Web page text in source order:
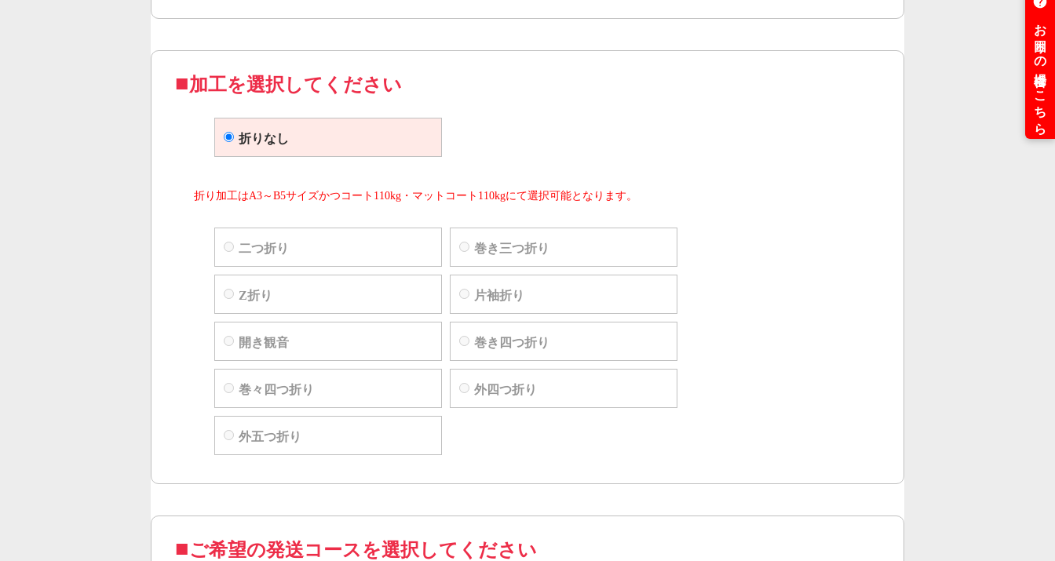
加工を選択してください
折りなし
折り加工はA3～B5サイズかつコート110kg・マットコート110kgにて選択可能となります。
二つ折り 巻き三つ折り
Z折り 片袖折り
開き観音 巻き四つ折り
巻々四つ折り 外四つ折り
外五つ折り
ご希望の発送コースを選択してください